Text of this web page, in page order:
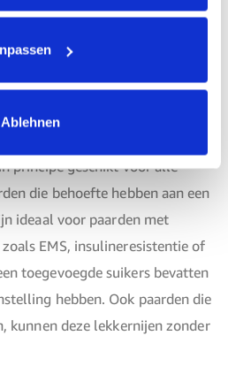
Ablehnen
voor mijn paard
principe geschikt voor alle
die behoefte hebben aan een
ideaal voor paarden met
EMS, insulineresistentie of
toegevoegde suikers bevatten
hebben. Ook paarden die
kunnen deze lekkernijen zonder